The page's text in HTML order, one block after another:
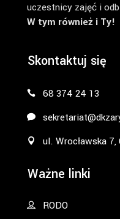
uczestnicy zajęć i
W tym również i Ty!
Skontaktuj się
68 374 24 13
ul. Wrocławska
Ważne linki
RODO